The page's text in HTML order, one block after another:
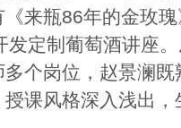
来瓶86年的金玫
发定制葡萄酒讲座
个岗位，赵景澜
课风格深入浅出